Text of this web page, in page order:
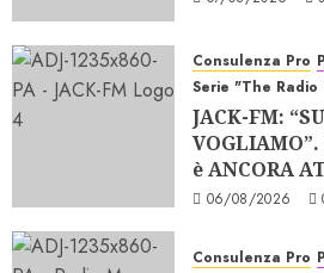
Consulenza Pro
Serie "The Radio
JACK-FM:
è ANCORA
06/08/2026
Consulenza Pro